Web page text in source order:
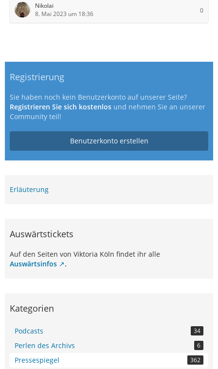
Nikolai
8. Mai 2023 um 18:36
0
Registrierung
Sie haben noch kein Benutzerkonto auf unserer Seite?
Registrieren Sie sich kostenlos und nehmen Sie an unserer
Community teil!
Benutzerkonto erstellen
Erläuterung
Auswärtstickets
Auf den Seiten von Viktoria Köln findet ihr alle
Auswärtsinfos
.
Kategorien
Podcasts 34
Perlen des Archivs 6
Pressespiegel 362